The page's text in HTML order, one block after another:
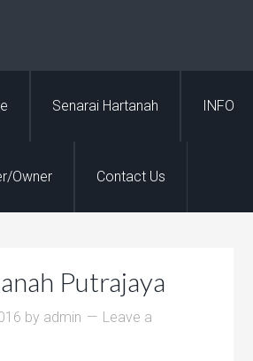
Senarai Hartanah INFO
Owner Contact Us
Putrajaya
by admin
Leave a